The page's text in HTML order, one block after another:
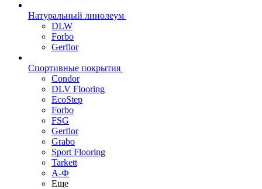
Натуральный линолеум
DLW
Forbo
Gerflor
Спортивные покрытия
Condor
DLV Flooring
EcoStep
Forbo
FSG
Gerflor
Grabo
Sport Flooring
Tarkett
А-Ф
Еще